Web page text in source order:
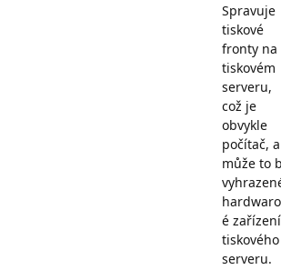
Spravuje
tiskové
fronty na
tiskovém
serveru,
což je
obvykle
počítač,
může to
é zařízení
tiskového
serveru.